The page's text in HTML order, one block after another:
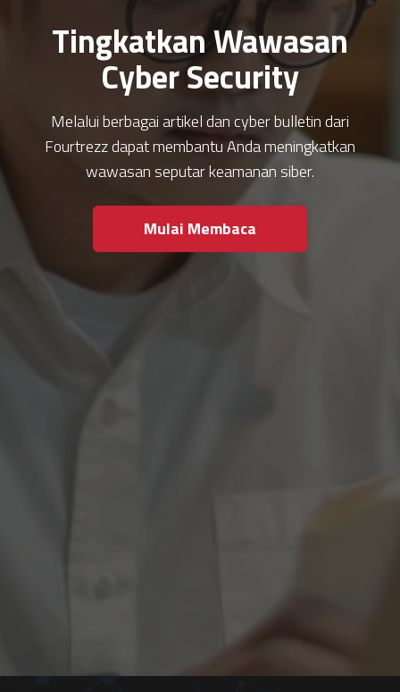
Tingkatkan Wawasan
Cyber Security
Melalui berbagai artikel dan cyber bulletin dari
Fourtrezz dapat membantu Anda meningkatkan
wawasan seputar keamanan siber.
Mulai Membaca